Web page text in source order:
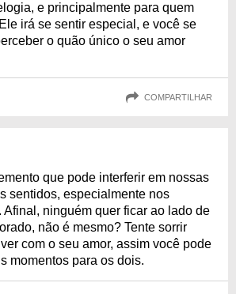
e principalmente para quem
irá se sentir especial, e você se
o quão único o seu amor
COMPARTILHAR
que pode interferir em nossas
sentidos, especialmente nos
Afinal, ninguém quer ficar ao lado de
não é mesmo? Tente sorrir
com o seu amor, assim você pode
momentos para os dois.